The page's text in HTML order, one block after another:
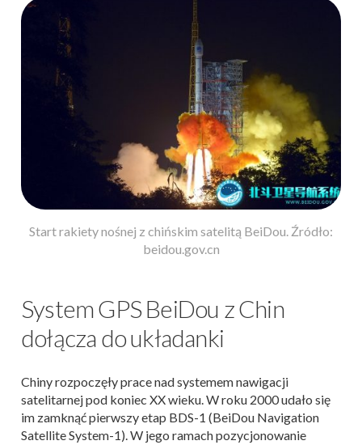
Start rakiety nośnej z chińskim satelitą BeiDou. Źródło:
beidou.gov.cn
System GPS BeiDou z Chin
dołącza do układanki
Chiny rozpoczęły prace nad systemem nawigacji
satelitarnej pod koniec XX wieku. W roku 2000 udało się
im zamknąć pierwszy etap BDS-1 (BeiDou Navigation
Satellite System-1). W jego ramach pozycjonowanie